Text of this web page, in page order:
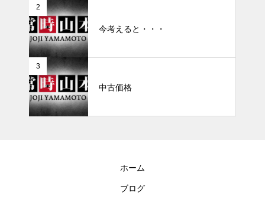
2
今考えると・・・
3
中古価格
ホーム
ブログ